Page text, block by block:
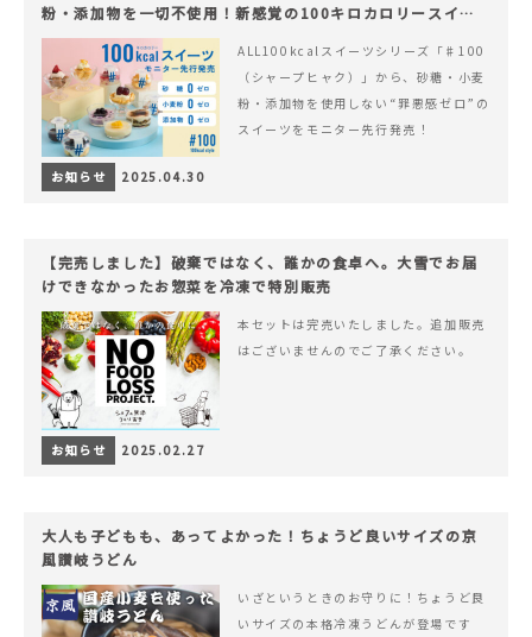
粉・添加物を一切不使用！新感覚の100キロカロリースイー
ツでヘルシーライフを。
ALL100kcalスイーツシリーズ「♯100
（シャープヒャク）」から、砂糖・小麦
粉・添加物を使用しない“罪悪感ゼロ”の
スイーツをモニター先行発売！
お知らせ 2025.04.30
【完売しました】破棄ではなく、誰かの食卓へ。大雪でお届
けできなかったお惣菜を冷凍で特別販売
本セットは完売いたしました。追加販売
はございませんのでご了承ください。
お知らせ 2025.02.27
大人も子どもも、あってよかった！ちょうど良いサイズの京
風讃岐うどん
いざというときのお守りに！ちょうど良
いサイズの本格冷凍うどんが登場です